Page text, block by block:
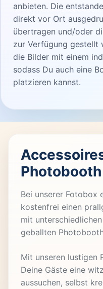
anbieten. Die
direkt vor Ort
übertragen und/oder
zur Verfügung gestellt
die Bilder mit einem
sodass Du auch eine
platzieren kannst.
Bei unserer Fotobox
kostenfrei einen
mit
geballten
Mit unseren lustigen
Deine Gäste eine
aussuchen, selbst